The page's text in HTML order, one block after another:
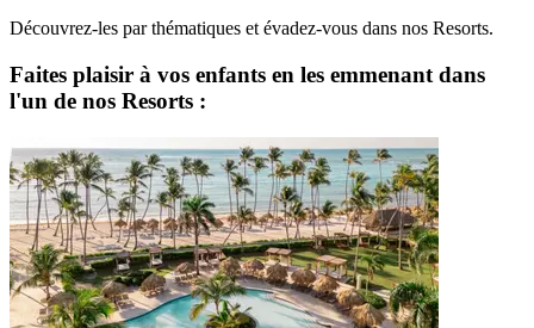
Découvrez-les par thématiques et évadez-vous dans nos Resorts.
Faites plaisir à vos enfants en les emmenant dans
l'un de nos Resorts :